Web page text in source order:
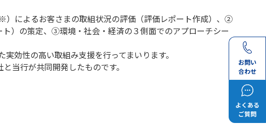
お問い
合わせ
よくある
ご質問
）によるお客さまの取組状況の評価（評価レポート作成）、②
）の策定、③環境・社会・経済の３側面でのアプローチシー
効性の高い取組み支援を行ってまいります。
当行が共同開発したものです。